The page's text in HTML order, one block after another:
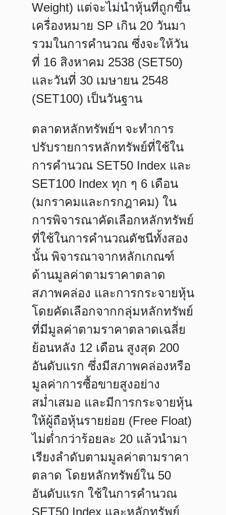
Weight) แต่จะไม่นำหุ้นที่ถูกขึ้น
เครื่องหมาย SP เกิน 20 วันมา
รวมในการคำนวณ ซึ่งจะให้วัน
ที่ 16 สิงหาคม 2538 (SET50)
และวันที่ 30 เมษายน 2548
(SET100) เป็นวันฐาน
ตลาดหลักทรัพย์ฯ จะทำการ
ปรับรายการหลักทรัพย์ที่ใช้ใน
การคำนวณ SET50 Index และ
SET100 Index ทุก ๆ 6 เดือน
(มกราคมและกรกฎาคม) ใน
การพิจารณาคัดเลือกหลักทรัพย์
ที่ใช้ในการคำนวณดัชนีทั้งสอง
นั้น พิจารณาจากหลักเกณฑ์
ด้านมูลค่าตามราคาตลาด
สภาพคล่อง และการกระจายหุ้น
โดยคัดเลือกจากกลุ่มหลักทรัพย์
ที่มีมูลค่าตามราคาตลาดเฉลี่ย
ย้อนหลัง 12 เดือน สูงสุด 200
อันดับแรก ซึ่งมีสภาพคล่องหรือ
มูลค่าการซื้อขายสูงอย่าง
สม่ำเสมอ และมีการกระจายหุ้น
ให้ผู้ถือหุ้นรายย่อย (Free Float)
ไม่ต่ำกว่าร้อยละ 20 แล้วนำมา
เรียงลำดับตามมูลค่าตามราคา
ตลาด โดยหลักทรัพย์ใน 50
อันดับแรก ใช้ในการคำนวณ
SET50 Index และหลักทรัพย์